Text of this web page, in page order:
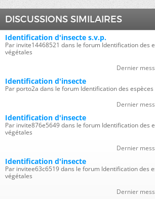
DISCUSSIONS SIMILAIRES
Identification d'insecte s.v.p.
Par invite14468521 dans le forum Identification des
végétales
Dernier
Identification d'insecte
Par porto2a dans le forum Identification des
Dernier
Identification d'insecte
Par invite876e5649 dans le forum Identification des
végétales
Dernier
Identification d'insecte
Par invitee63c6519 dans le forum Identification des
végétales
Dernier